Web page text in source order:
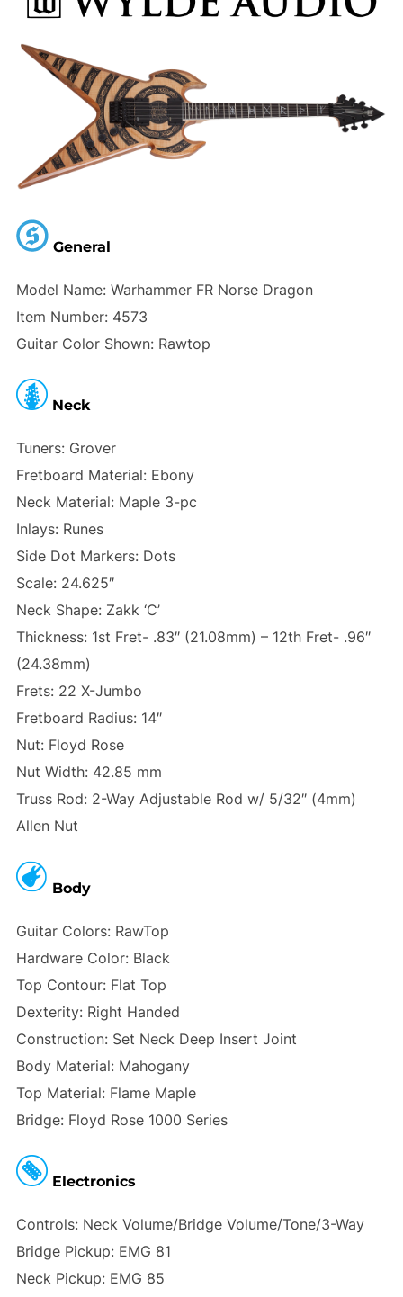
General
Model Name: Warhammer FR Norse Dragon
Item Number: 4573
Guitar Color Shown: Rawtop
Neck
Tuners: Grover
Fretboard Material: Ebony
Neck Material: Maple 3-pc
Inlays: Runes
Side Dot Markers: Dots
Scale: 24.625″
Neck Shape: Zakk ‘C’
Thickness: 1st Fret- .83″ (21.08mm) – 12th Fret- .96″
(24.38mm)
Frets: 22 X-Jumbo
Fretboard Radius: 14″
Nut: Floyd Rose
Nut Width: 42.85 mm
Truss Rod: 2-Way Adjustable Rod w/ 5/32″ (4mm)
Allen Nut
Body
Guitar Colors: RawTop
Hardware Color: Black
Top Contour: Flat Top
Dexterity: Right Handed
Construction: Set Neck Deep Insert Joint
Body Material: Mahogany
Top Material: Flame Maple
Bridge: Floyd Rose 1000 Series
Electronics
Controls: Neck Volume/Bridge Volume/Tone/3-Way
Bridge Pickup: EMG 81
Neck Pickup: EMG 85